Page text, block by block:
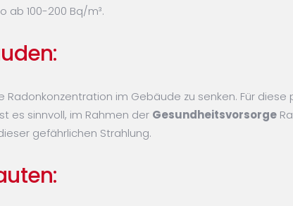
ab 100-200 Bq/m³.
Radonkonzentration im Gebäude zu senken. Für diese
es sinnvoll, im Rahmen der Gesundheitsvorsorge
gefährlichen Strahlung.